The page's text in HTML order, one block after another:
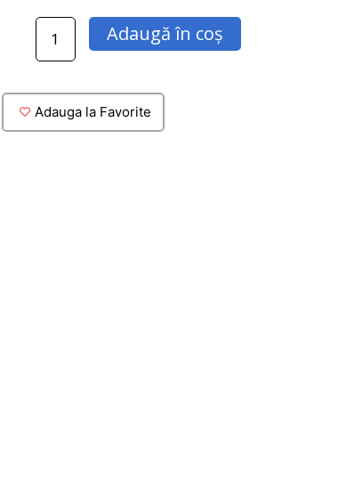
Cantitate
FDesign
Meandro
inalta
Adaugă în coș
Adauga la Favorite